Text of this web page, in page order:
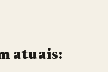
atuais: